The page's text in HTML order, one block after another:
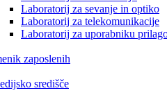
Laboratorij za sevanje in optiko
Laboratorij za telekomunikacije
Laboratorij za uporabniku
zaposlenih
središče